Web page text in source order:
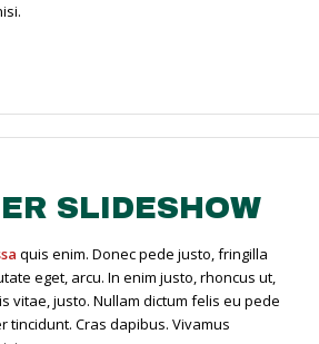
SLIDESHOW
quis enim. Donec pede justo, fringilla
eget, arcu. In enim justo, rhoncus ut,
vitae, justo. Nullam dictum felis eu pede
tincidunt. Cras dapibus. Vivamus